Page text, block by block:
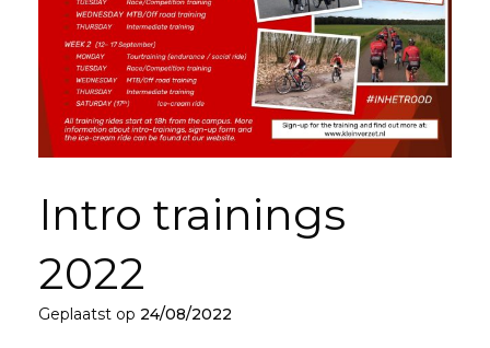
Intro trainings
2022
Geplaatst op 24/08/2022